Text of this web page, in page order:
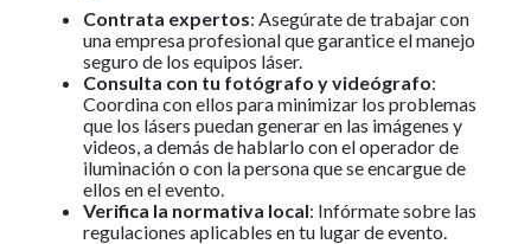
Contrata expertos: Asegúrate de trabajar con
una empresa profesional que garantice el manejo
seguro de los equipos láser.
Consulta con tu fotógrafo y videógrafo:
Coordina con ellos para minimizar los problemas
que los lásers puedan generar en las imágenes y
videos, a demás de hablarlo con el operador de
iluminación o con la persona que se encargue de
ellos en el evento.
Verifica la normativa local: Infórmate sobre las
regulaciones aplicables en tu lugar de evento.